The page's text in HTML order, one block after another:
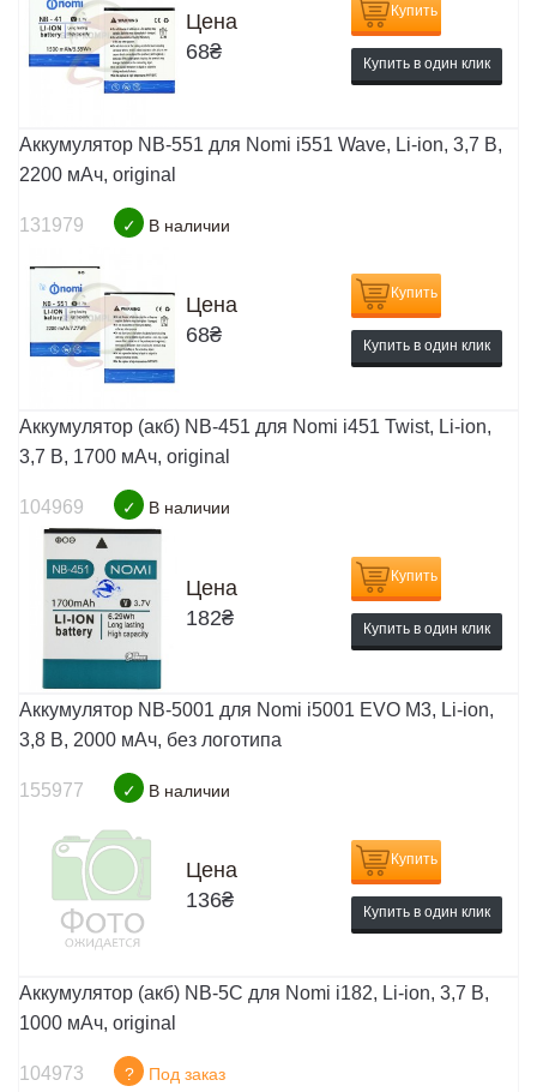
Цена
68₴
Купить
Купить в один клик
Аккумулятор NB-551 для Nomi i551 Wave, Li-ion, 3,7 В,
2200 мАч, original
131979 ✓ В наличии
Цена
68₴
Купить
Купить в один клик
Аккумулятор (акб) NB-451 для Nomi i451 Twist, Li-ion,
3,7 В, 1700 мАч, original
104969 ✓ В наличии
Цена
182₴
Купить
Купить в один клик
Аккумулятор NB-5001 для Nomi i5001 EVO M3, Li-ion,
3,8 В, 2000 мАч, без логотипа
155977 ✓ В наличии
Цена
136₴
Купить
Купить в один клик
Аккумулятор (акб) NB-5C для Nomi i182, Li-ion, 3,7 В,
1000 мАч, original
104973 ? Под заказ